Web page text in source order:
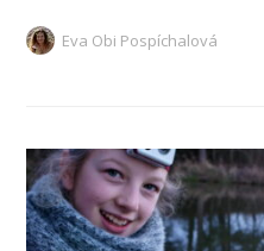
Eva Obi Pospíchalová